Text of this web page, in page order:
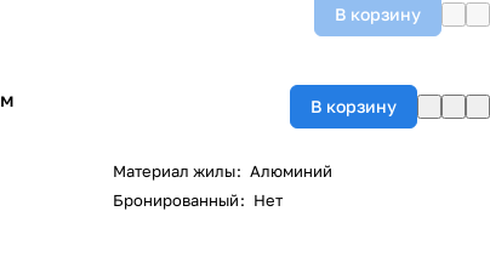
В корзину
м В корзину
Материал жилы: Алюминий
Бронированный: Нет